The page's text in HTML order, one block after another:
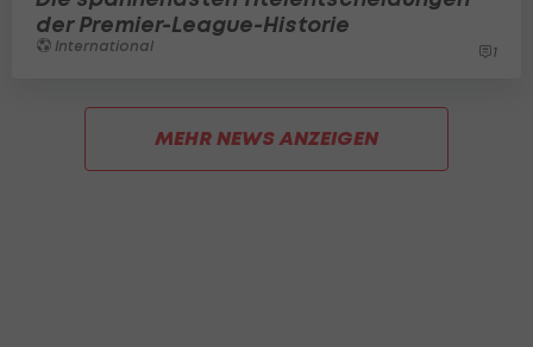
der Premier-League-Historie
International 1
MEHR NEWS ANZEIGEN